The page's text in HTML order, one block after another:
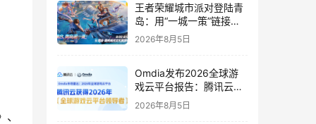
王者荣耀城市派对登陆青
岛：用“一城一策”链接海
洋场景，以双向奔赴带动
2026年8月5日
Omdia发布2026全球游
戏云平台报告：腾讯云连
续两年入选“领导者”象限
2026年8月5日